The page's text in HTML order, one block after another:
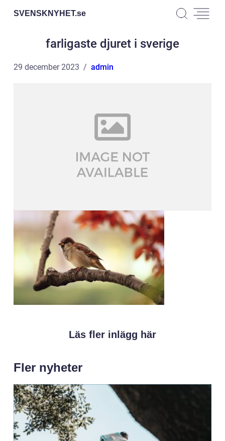
SVENSKNYHET.se
farligaste djuret i sverige
29 december 2023 admin
Läs fler inlägg här
Fler nyheter